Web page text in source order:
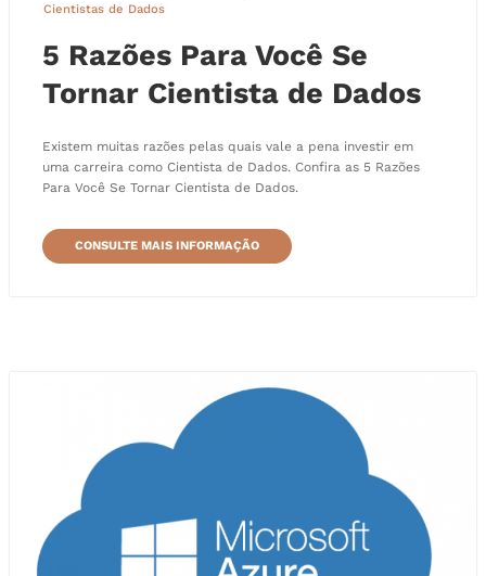
Cientistas de Dados
5 Razões Para Você Se
Tornar Cientista de Dados
Existem muitas razões pelas quais vale a pena investir em
uma carreira como Cientista de Dados. Confira as 5 Razões
Para Você Se Tornar Cientista de Dados.
CONSULTE MAIS INFORMAÇÃO